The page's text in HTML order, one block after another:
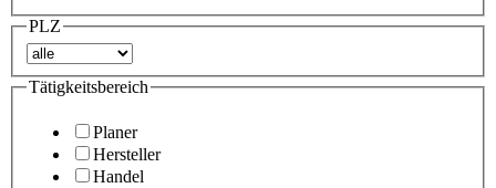
PLZ
Tätigkeitsbereich
Planer
Hersteller
Handel